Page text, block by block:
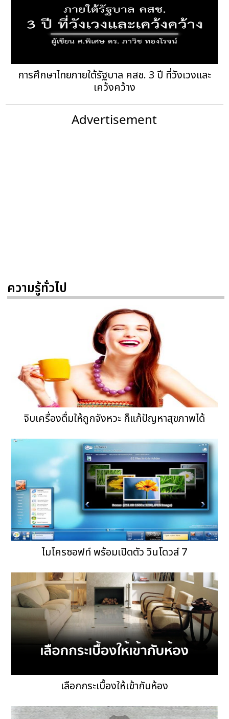
การศึกษาไทยภายใต้รัฐบาล คสช. 3 ปี ที่วังเวงและ
เคว้งคว้าง
Advertisement
ความรู้ทั่วไป
จิบเครื่องดื่มให้ถูกจังหวะ ก็แก้ปัญหาสุขภาพได้
ไมโครซอฟท์ พร้อมเปิดตัว วินโดวส์ 7
เลือกกระเบื้องให้เข้ากับห้อง